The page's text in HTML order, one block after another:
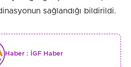
sağlandığı bildirildi.
Haber : İGF Haber